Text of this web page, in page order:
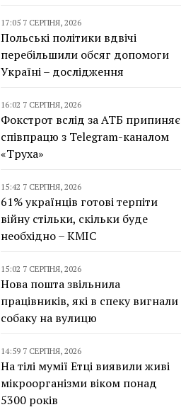
17:05 7 СЕРПНЯ, 2026
Польські політики вдвічі
перебільшили обсяг допомоги
Україні – дослідження
16:02 7 СЕРПНЯ, 2026
Фокстрот вслід за АТБ припиняє
співпрацю з Telegram-каналом
«Труха»
15:42 7 СЕРПНЯ, 2026
61% українців готові терпіти
війну стільки, скільки буде
необхідно – КМІС
15:02 7 СЕРПНЯ, 2026
Нова пошта звільнила
працівників, які в спеку вигнали
собаку на вулицю
14:59 7 СЕРПНЯ, 2026
На тілі мумії Етці виявили живі
мікроорганізми віком понад
5300 років